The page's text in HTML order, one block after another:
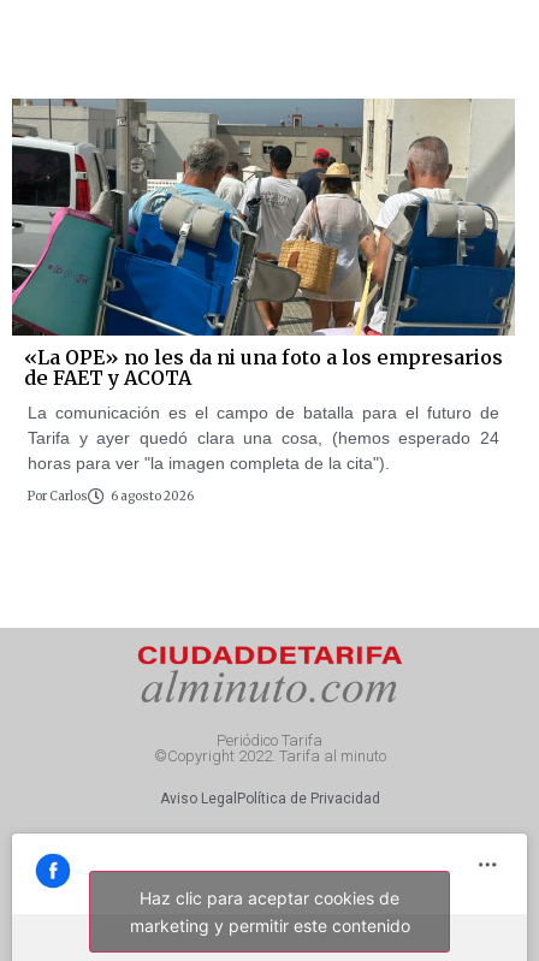
«La OPE» no les da ni una foto a los empresarios
de FAET y ACOTA
La comunicación es el campo de batalla para el futuro de
Tarifa y ayer quedó clara una cosa, (hemos esperado 24
horas para ver "la imagen completa de la cita").
Por Carlos 6 agosto 2026
Periódico Tarifa
©Copyright 2022. Tarifa al minuto
Aviso Legal Política de Privacidad
Haz clic para aceptar cookies de
marketing y permitir este contenido